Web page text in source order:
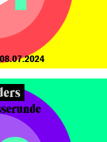
08.07.2024